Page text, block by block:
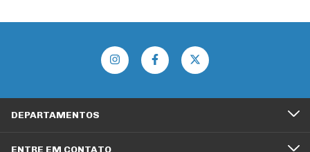
DEPARTAMENTOS
ENTRE EM CONTATO